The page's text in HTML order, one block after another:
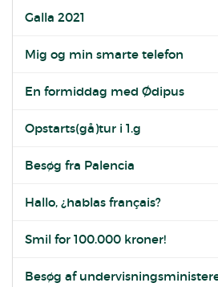
Galla 2021
Mig og min smarte telefon
En formiddag med Ødipus
Opstarts(gå)tur i 1.g
Besøg fra Palencia
Hallo, ¿hablas français?
Smil for 100.000 kroner!
Besøg af